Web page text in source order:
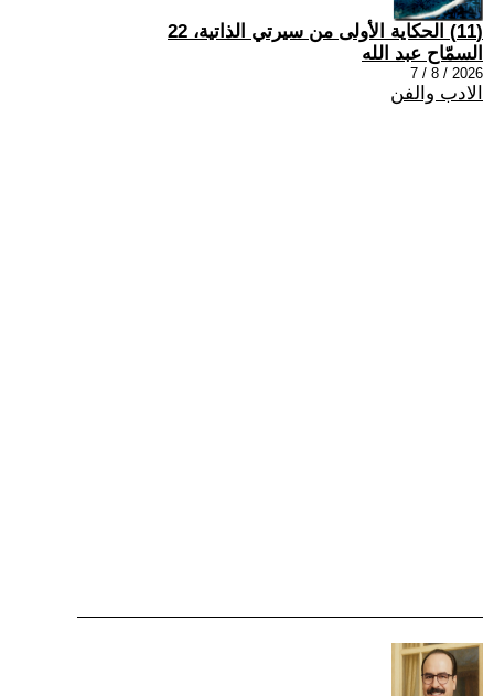
(11) الحكاية الأولى من سيرتي الذاتية، 22
السمّاح عبد الله
2026 / 8 / 7
الادب والفن